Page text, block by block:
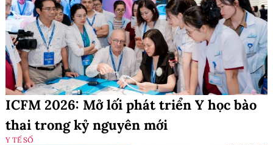
ICFM 2026: Mở lối phát triển Y học bào
thai trong kỷ nguyên mới
Y TẾ SỐ